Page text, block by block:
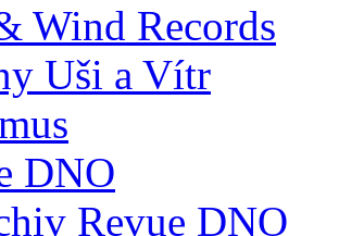
Wind Records
Uši a Vítr
DNO
Revue DNO